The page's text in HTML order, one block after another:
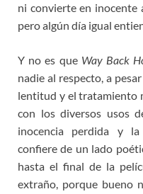
ni convierte en inocente
pero algún día igual
Y no es queWay Back
nadie al respecto, a
lentitud y el tratamiento
con los diversos usos
inocencia perdida y
confiere de un lado
hasta el final de la
extraño, porque bueno